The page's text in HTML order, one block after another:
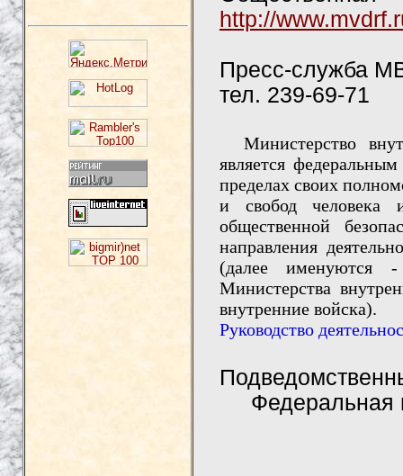
http://
Пресс-служба
тел. 239-69-71
Министерство
является
пределах своих
и свобод человека
общественной
направления
(далее именуются
Министерства
внутренние войска).
Руководство
Федеральная